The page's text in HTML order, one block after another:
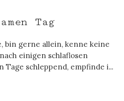
Tag
bin gerne allein, kenne keine
einigen schlaflosen
Tage schleppend, empfinde i...